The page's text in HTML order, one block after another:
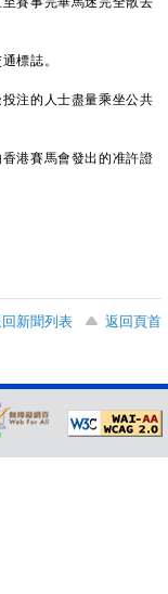
標誌。
注的人士盡量乘坐公共
港賽馬會發出的准許證
新聞列表
返回頁首